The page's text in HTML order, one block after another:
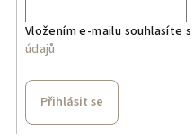
Vložením e-mailu souhlasíte s
údajů
Přihlásit se